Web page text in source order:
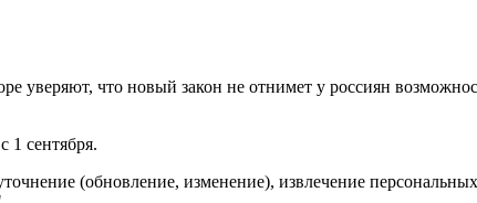
уверяют, что новый закон не отнимет у россиян
1 сентября.
(обновление, изменение), извлечение